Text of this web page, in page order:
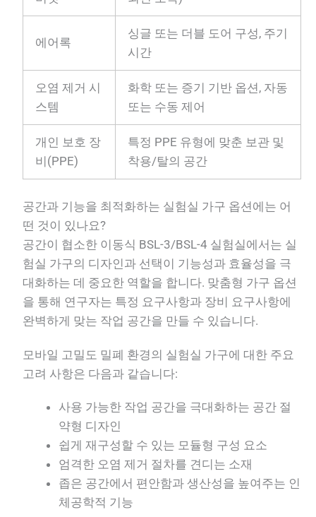
에어록
싱글 또는 더블 도어 구성, 주기
시간
오염 제거 시
스템
화학 또는 증기 기반 옵션, 자동
또는 수동 제어
개인 보호 장
비(PPE)
특정 PPE 유형에 맞춘 보관 및
착용/탈의 공간
공간과 기능을 최적화하는 실험실 가구 옵션에는 어
떤 것이 있나요?
공간이 협소한 이동식 BSL-3/BSL-4 실험실에서는 실
험실 가구의 디자인과 선택이 기능성과 효율성을 극
대화하는 데 중요한 역할을 합니다. 맞춤형 가구 옵션
을 통해 연구자는 특정 요구사항과 장비 요구사항에
완벽하게 맞는 작업 공간을 만들 수 있습니다.
모바일 고밀도 밀폐 환경의 실험실 가구에 대한 주요
고려 사항은 다음과 같습니다:
사용 가능한 작업 공간을 극대화하는 공간 절
약형 디자인
쉽게 재구성할 수 있는 모듈형 구성 요소
엄격한 오염 제거 절차를 견디는 소재
좁은 공간에서 편안함과 생산성을 높여주는 인
체공학적 기능